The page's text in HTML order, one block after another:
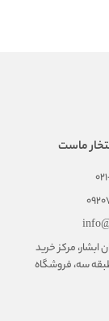
ماست
مرکز خرید
سه، فروشگاه